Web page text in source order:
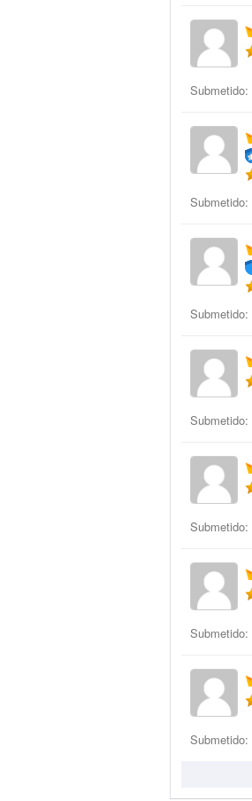
Submetido:
Submetido:
Submetido:
Submetido:
Submetido:
Submetido:
Submetido: